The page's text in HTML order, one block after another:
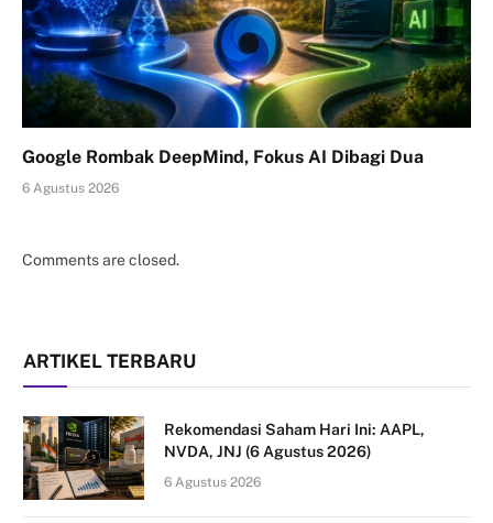
Google Rombak DeepMind, Fokus AI Dibagi Dua
6 Agustus 2026
Comments are closed.
ARTIKEL TERBARU
Rekomendasi Saham Hari Ini: AAPL,
NVDA, JNJ (6 Agustus 2026)
6 Agustus 2026